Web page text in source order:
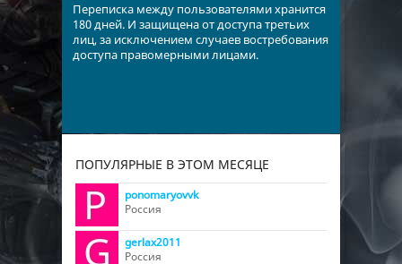
Переписка между пользователями хранится
180 дней. И защищена от доступа третьих
лиц, за исключением случаев востребования
доступа правомерными лицами.
ПОПУЛЯРНЫЕ В ЭТОМ МЕСЯЦЕ
ponomaryovvk
Россия
gerlax2011
Россия